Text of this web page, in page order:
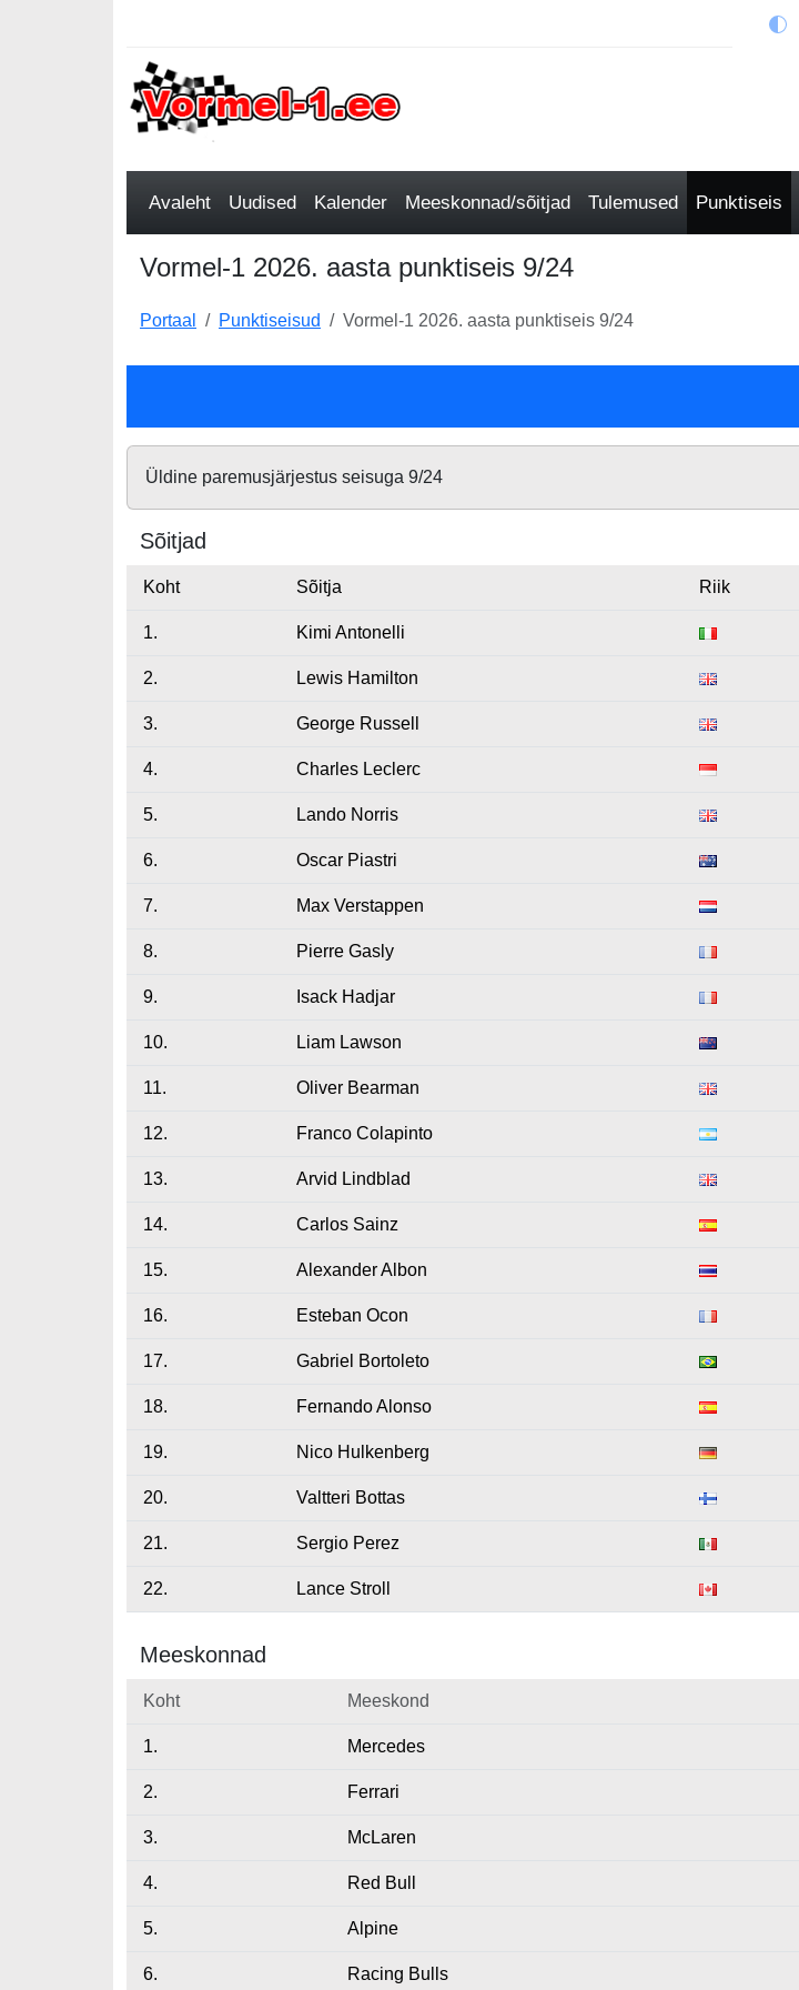
Avaleht Uudised Kalender Meeskonnad/sõitjad Tulemused Punktiseis
Vormel-1 2026. aasta punktiseis 9/24
Portaal Punktiseisud Vormel-1 2026. aasta punktiseis 9/24
Üldine paremusjärjestus seisuga 9/24
Sõitjad
Koht Sõitja Riik
1. Kimi Antonelli
2. Lewis Hamilton
3. George Russell
4. Charles Leclerc
5. Lando Norris
6. Oscar Piastri
7. Max Verstappen
8. Pierre Gasly
9. Isack Hadjar
10. Liam Lawson
11. Oliver Bearman
12. Franco Colapinto
13. Arvid Lindblad
14. Carlos Sainz
15. Alexander Albon
16. Esteban Ocon
17. Gabriel Bortoleto
18. Fernando Alonso
19. Nico Hulkenberg
20. Valtteri Bottas
21. Sergio Perez
22. Lance Stroll
Meeskonnad
Koht Meeskond
1. Mercedes
2. Ferrari
3. McLaren
4. Red Bull
5. Alpine
6. Racing Bulls